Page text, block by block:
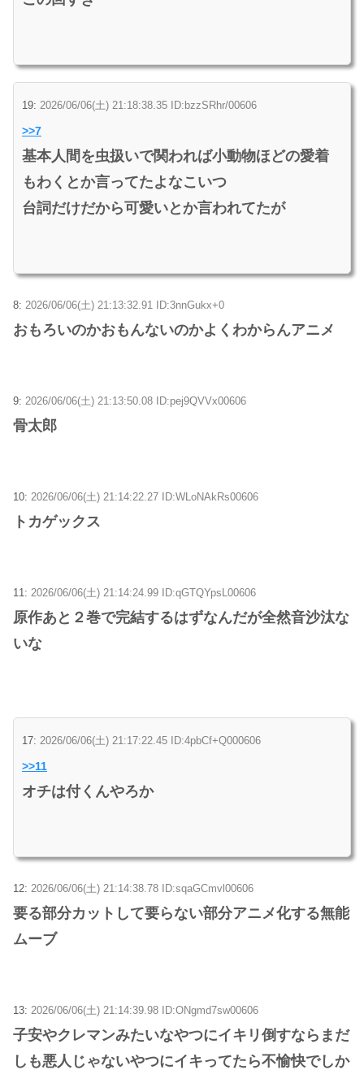
19: 2026/06/06(土) 21:18:38.35 ID:bzzSRhr/00606
>>7
基本人間を虫扱いで関われば小動物ほどの愛着
もわくとか言ってたよなこいつ
台詞だけだから可愛いとか言われてたが
8: 2026/06/06(土) 21:13:32.91 ID:3nnGukx+0
おもろいのかおもんないのかよくわからんアニメ
9: 2026/06/06(土) 21:13:50.08 ID:pej9QVVx00606
骨太郎
10: 2026/06/06(土) 21:14:22.27 ID:WLoNAkRs00606
トカゲックス
11: 2026/06/06(土) 21:14:24.99 ID:qGTQYpsL00606
原作あと２巻で完結するはずなんだが全然音沙汰な
いな
17: 2026/06/06(土) 21:17:22.45 ID:4pbCf+Q000606
>>11
オチは付くんやろか
12: 2026/06/06(土) 21:14:38.78 ID:sqaGCmvl00606
要る部分カットして要らない部分アニメ化する無能
ムーブ
13: 2026/06/06(土) 21:14:39.98 ID:ONgmd7sw00606
子安やクレマンみたいなやつにイキリ倒すならまだ
しも悪人じゃないやつにイキってたら不愉快でしか